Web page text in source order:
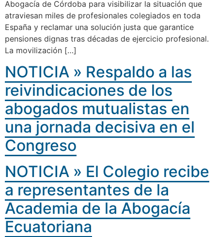
Abogacía de Córdoba para visibilizar la situación que
atraviesan miles de profesionales colegiados en toda
España y reclamar una solución justa que garantice
pensiones dignas tras décadas de ejercicio profesional.
La movilización […]
NOTICIA » Respaldo a las
reivindicaciones de los
abogados mutualistas en
una jornada decisiva en el
Congreso
NOTICIA » El Colegio recibe
a representantes de la
Academia de la Abogacía
Ecuatoriana